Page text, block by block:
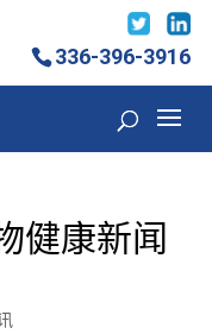
336-396-3916
健康新闻